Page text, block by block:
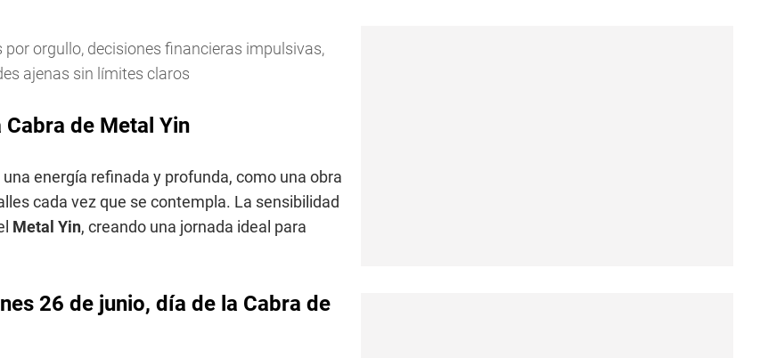
orgullo, decisiones financieras impulsivas,
ajenas sin límites claros
de Metal Yin
una energía refinada y profunda, como una obra
cada vez que se contempla. La sensibilidad
Metal Yin, creando una jornada ideal para
26 de junio, día de la Cabra de